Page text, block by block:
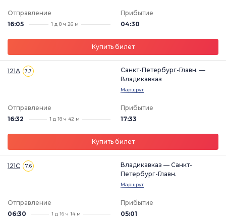
Отправление
16:05
1 д 8 ч 26 м
Прибытие
04:30
Купить билет
121А 7.7
Санкт-Петербург-Главн. —
Владикавказ
Маршрут
Отправление
16:32
1 д 18 ч 42 м
Прибытие
17:33
Купить билет
121С 7.6
Владикавказ — Санкт-
Петербург-Главн.
Маршрут
Отправление
06:30
1 д 16 ч 14 м
Прибытие
05:01